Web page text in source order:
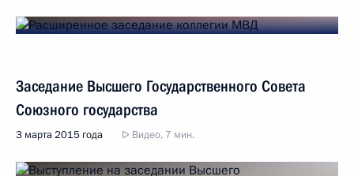
Заседание Высшего Государственного Совета
Союзного государства
3 марта 2015 года Видео, 7 мин.